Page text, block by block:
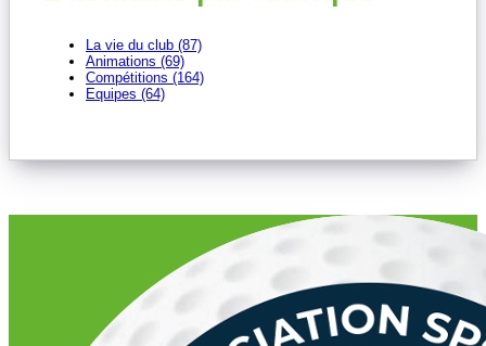
La vie du club (87)
Animations (69)
Compétitions (164)
Equipes (64)